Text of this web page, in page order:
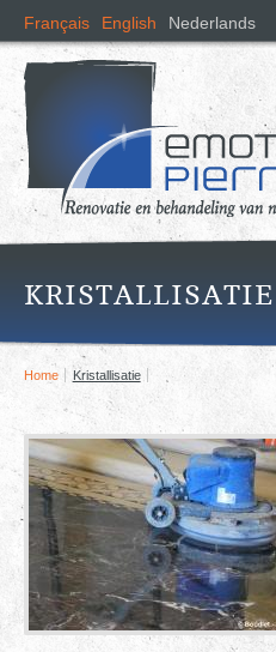
Français English Nederlands
KRISTALLISATIE
Home Kristallisatie